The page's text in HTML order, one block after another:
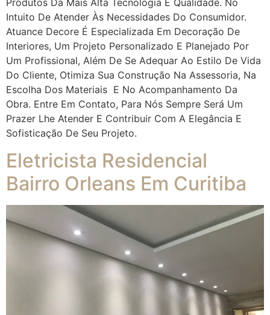
Produtos Da Mais Alta Tecnologia E Qualidade. No
Intuito De Atender Às Necessidades Do Consumidor.
Atuance Decore É Especializada Em Decoração De
Interiores, Um Projeto Personalizado E Planejado Por
Um Profissional, Além De Se Adequar Ao Estilo De Vida
Do Cliente, Otimiza Sua Construção Na Assessoria, Na
Escolha Dos Materiais E No Acompanhamento Da
Obra. Entre Em Contato, Para Nós Sempre Será Um
Prazer Lhe Atender E Contribuir Com A Elegância E
Sofisticação De Seu Projeto.
Eletricista Residencial
Bairro Orleans Em Curitiba